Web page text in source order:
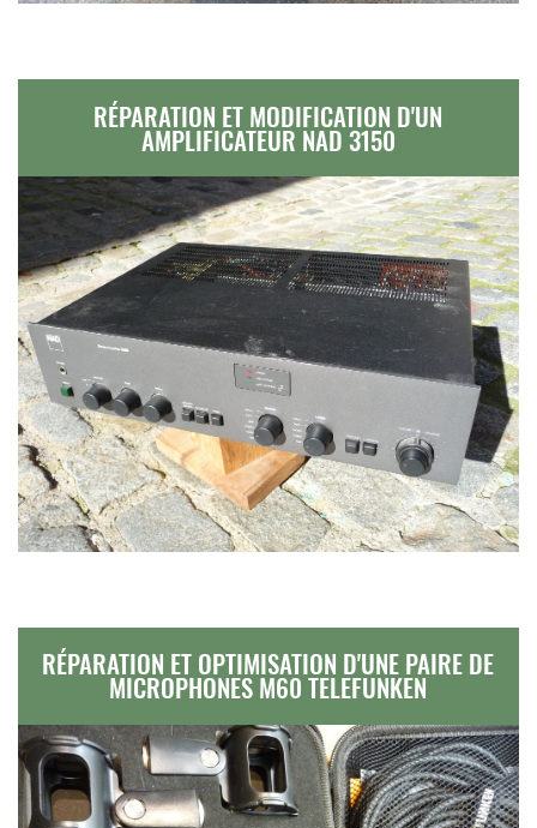
RÉPARATION ET MODIFICATION D'UN
AMPLIFICATEUR NAD 3150
RÉPARATION ET OPTIMISATION D'UNE PAIRE DE
MICROPHONES M60 TELEFUNKEN